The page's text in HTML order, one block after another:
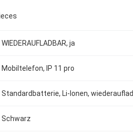
WIEDERAUFLADBAR, ja
Mobiltelefon, IP 11 pro
Schwarz